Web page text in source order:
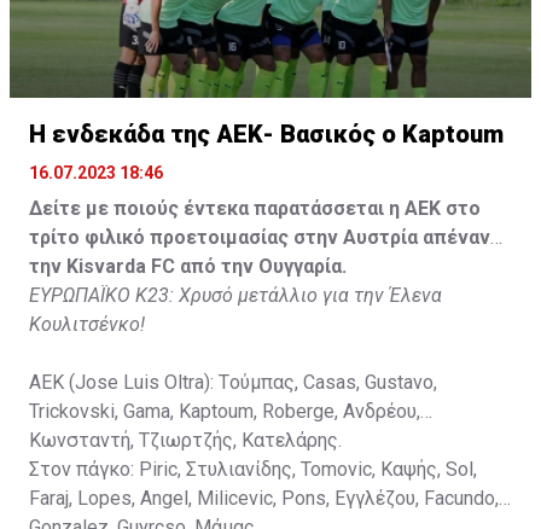
Faraj, Lopes, Angel, Milicevic, Pons, Εγγλέζου, Facundo,
Gonzalez, Guyrcso, Μάμας.
Κisvarda FC (Milos Kruscic): Kovacs, Navratil, Raul, Szor,
Lippai, Alic, Kormendi, Makowski, Czekus, Ilievski,
Spasic.
Στον πάγκο: Petkovic, Cipetic, Kovasic, Jovicic, Szeles,
Vida, Otvos, Lucas, Camas, Mesanovic.
H ενδεκάδα της ΑΕΚ- Βασικός ο Kaptoum
16.07.2023 18:46
Δείτε με ποιούς έντεκα παρατάσσεται η ΑΕΚ στο
τρίτο φιλικό προετοιμασίας στην Αυστρία απέναντι
την Kisvarda FC από την Ουγγαρία.
ΕΥΡΩΠΑΪΚΟ Κ23: Χρυσό μετάλλιο για την Έλενα
Κουλιτσένκο!
ΑΕΚ (Jose Luis Oltra): Tούμπας, Casas, Gustavo,
Trickovski, Gama, Κaptoum, Roberge, Aνδρέου,
Κωνσταντή, Τζιωρτζής, Κατελάρης.
Στον πάγκο: Piric, Στυλιανίδης, Tomovic, Καψής, Sol,
Faraj, Lopes, Angel, Milicevic, Pons, Εγγλέζου, Facundo,